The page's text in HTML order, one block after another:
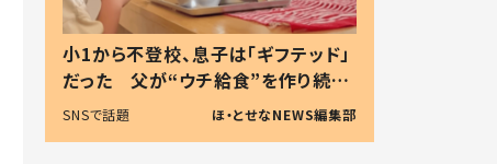
小1から不登校、息子は「ギフテッド」
だった 父が“ウチ給食”を作り続け
る理由とは #令和の親 #令和の子
SNSで話題 ほ・とせなNEWS編集部